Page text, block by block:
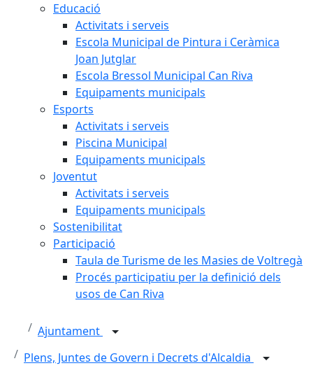
Educació
Activitats i serveis
Escola Municipal de Pintura i Ceràmica
Joan Jutglar
Escola Bressol Municipal Can Riva
Equipaments municipals
Esports
Activitats i serveis
Piscina Municipal
Equipaments municipals
Joventut
Activitats i serveis
Equipaments municipals
Sostenibilitat
Participació
Taula de Turisme de les Masies de Voltregà
Procés participatiu per la definició dels
usos de Can Riva
Ajuntament
Plens, Juntes de Govern i Decrets d'Alcaldia